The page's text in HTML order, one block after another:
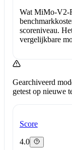
Wat MiMo-V2-
scoreniveau.
vergelijkbare
Gearchiveerd
getest op nieuwe
Score
4.0